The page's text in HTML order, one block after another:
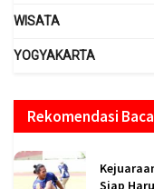
WISATA
YOGYAKARTA
Rekomendasi Baca
Siap